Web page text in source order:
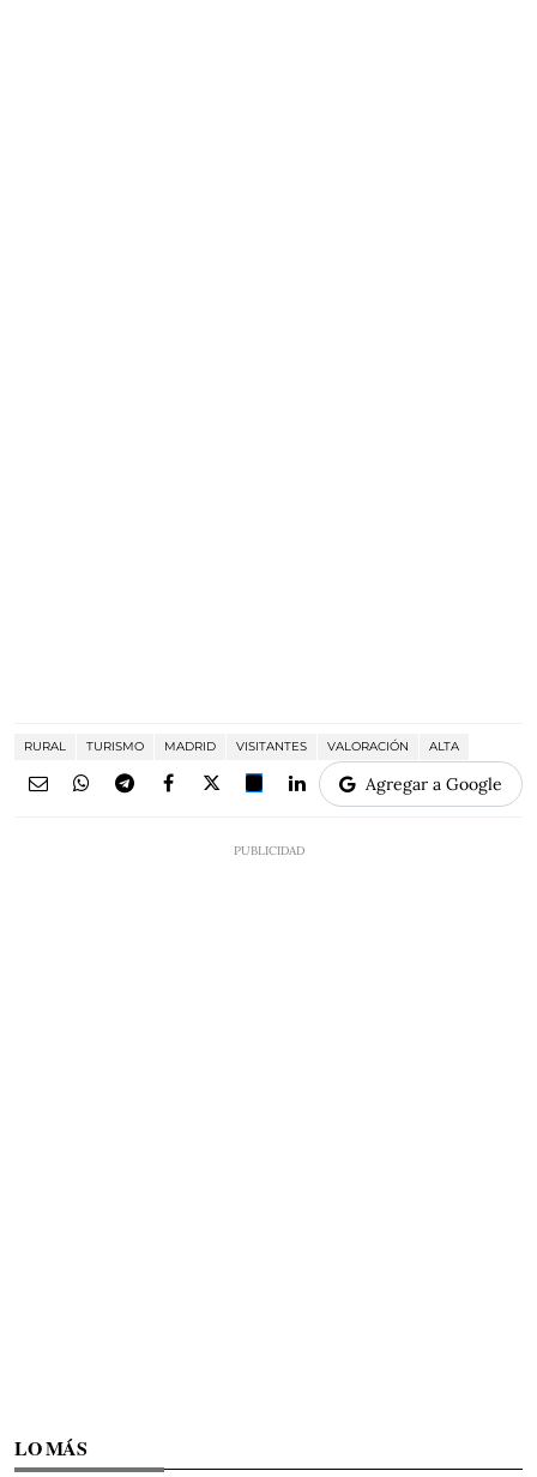
RURAL TURISMO MADRID VISITANTES VALORACIÓN ALTA
Agregar a Google
LO MÁS